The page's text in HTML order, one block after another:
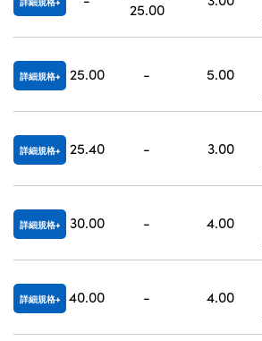
25.00
詳細規格 25.00 - 5.00
詳細規格 25.40 - 3.00
詳細規格 30.00 - 4.00
詳細規格 40.00 - 4.00